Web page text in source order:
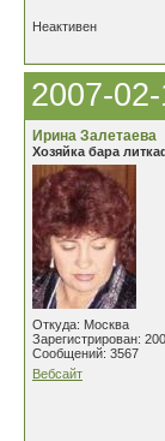
Неактивен
2007-
Ирина Залетаева
Хозяйка бара
Откуда: Москва
Зарегистрирован:
Сообщений: 3567
Вебсайт